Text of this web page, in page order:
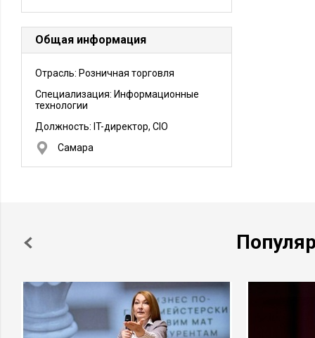
Общая информация
Отрасль: Розничная торговля
Специализация: Информационные
технологии
Должность: IT-директор, CIO
Самара